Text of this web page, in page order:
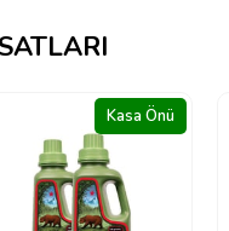
Kasa Önü